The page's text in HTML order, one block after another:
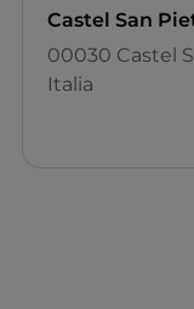
Castel San
00030 Castel
Italia